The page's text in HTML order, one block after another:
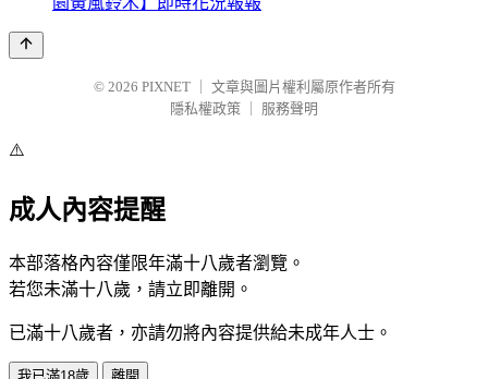
© 2026 PIXNET
文章與圖片權利屬原作者所有
隱私權政策
服務聲明
⚠️
成人內容提醒
本部落格內容僅限年滿十八歲者瀏覽。
若您未滿十八歲，請立即離開。
已滿十八歲者，亦請勿將內容提供給未成年人士。
我已滿18歲 離開